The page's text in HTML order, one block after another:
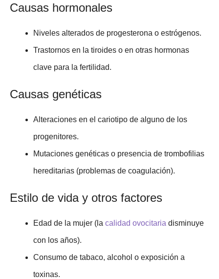
Causas hormonales
Niveles alterados de progesterona o estrógenos.
Trastornos en la tiroides o en otras hormonas
clave para la fertilidad.
Causas genéticas
Alteraciones en el cariotipo de alguno de los
progenitores.
Mutaciones genéticas o presencia de trombofilias
hereditarias (problemas de coagulación).
Estilo de vida y otros factores
Edad de la mujer (la calidad ovocitaria disminuye
con los años).
Consumo de tabaco, alcohol o exposición a
toxinas.